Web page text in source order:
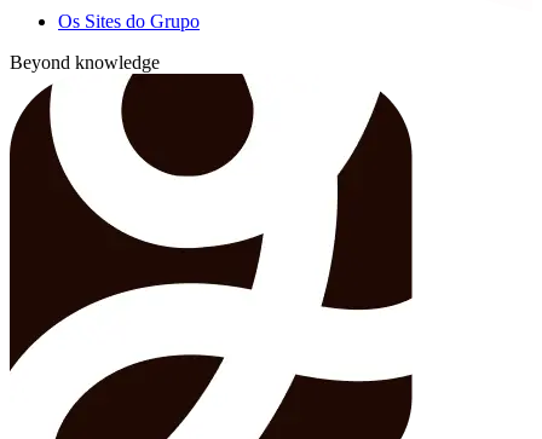
Os Sites do Grupo
Beyond knowledge